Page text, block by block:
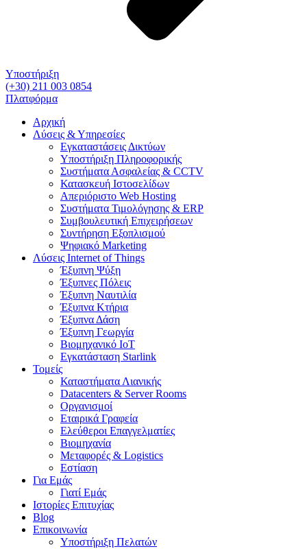
Υποστήριξη
(+30) 211 003 0854
Πλατφόρμα
Αρχική
Λύσεις & Υπηρεσίες
Εγκαταστάσεις Δικτύων
Υποστήριξη Πληροφορικής
Συστήματα Ασφαλείας & CCTV
Κατασκευή Ιστοσελίδων
Απεριόριστο Web Hosting
Συστήματα Τιμολόγησης & ERP
Συμβουλευτική Επιχειρήσεων
Συντήρηση Εξοπλισμού
Ψηφιακό Marketing
Λύσεις Internet of Things
Έξυπνη Ψύξη
Έξυπνες Πόλεις
Έξυπνη Ναυτιλία
Έξυπνα Κτήρια
Έξυπνα Δάση
Έξυπνη Γεωργία
Βιομηχανικό IoT
Εγκατάσταση Starlink
Τομείς
Καταστήματα Λιανικής
Datacenters & Server Rooms
Οργανισμοί
Εταιρικά Γραφεία
Ελεύθεροι Επαγγελματίες
Βιομηχανία
Μεταφορές & Logistics
Εστίαση
Για Εμάς
Γιατί Εμάς
Ιστορίες Επιτυχίας
Blog
Επικοινωνία
Υποστήριξη Πελατών